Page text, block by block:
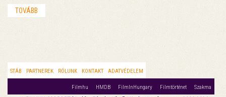
TOVÁBB
STÁB PARTNEREK RÓLUNK KONTAKT ADATVÉDELEM
Filmhu HMDB FilmInHungary Filmtörténet Szakma